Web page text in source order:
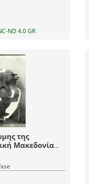
ND 4.0 GR
της
Μακεδονία